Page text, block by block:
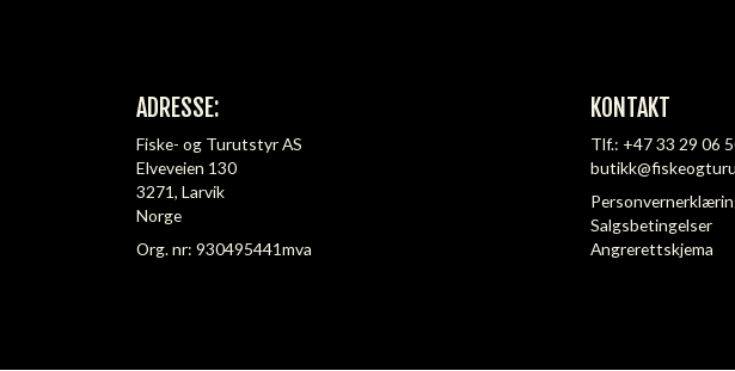
ADRESSE:
Fiske- og Turutstyr AS
Elveveien 130
3271, Larvik
Norge
Org. nr: 930495441mva
KONTAKT
Tlf.: +47 33 29 06
Salgsbetingelser
Angrerettskjema